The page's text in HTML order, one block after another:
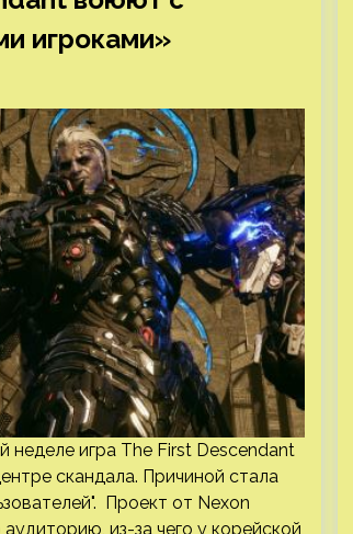
игроками»
неделе игра The First Descendant
скандала. Причиной стала
Проект от Nexon
из-за чего у корейской